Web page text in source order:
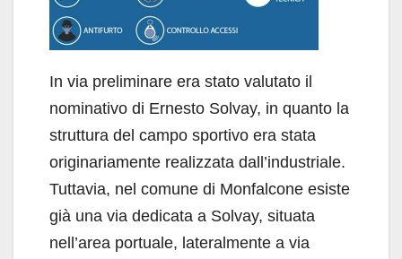
In via preliminare era stato valutato il
nominativo di Ernesto Solvay, in quanto la
struttura del campo sportivo era stata
originariamente realizzata dall’industriale.
Tuttavia, nel comune di Monfalcone esiste
già una via dedicata a Solvay, situata
nell’area portuale, lateralmente a via